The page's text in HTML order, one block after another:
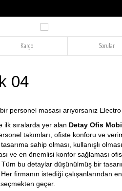
Kargo Sorular
04
personel masası arıyorsanız
ilk sıralarda yer alan Detay Ofis
takımları, ofiste konforu ve
sahip olması, kullanışlı
ve en önemlisi konfor sağlaması
bu detaylar düşünülmüş bir
firmanın istediği çalışanlarından
geçer.